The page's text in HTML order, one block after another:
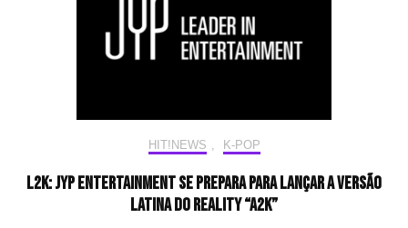
HIT!NEWS K-POP
L2K: JYP Entertainment se prepara para lançar a versão
latina do reality “A2K”